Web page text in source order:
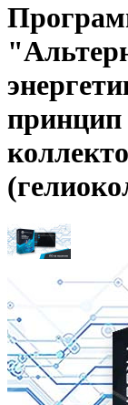
принцип